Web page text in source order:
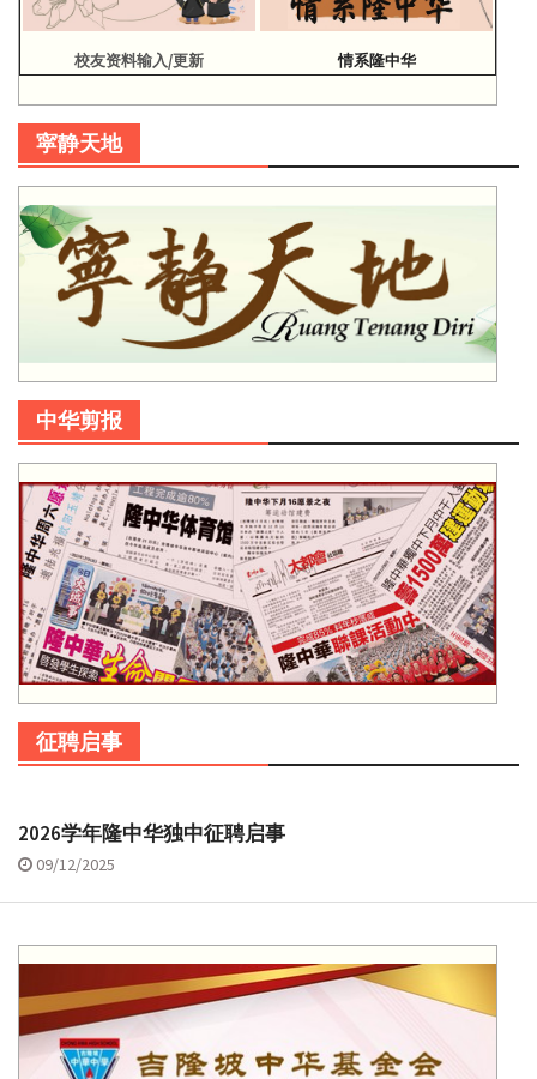
校友资料输入/更新 情系隆中华
寜静天地
中华剪报
征聘启事
2026学年隆中华独中征聘启事
09/12/2025